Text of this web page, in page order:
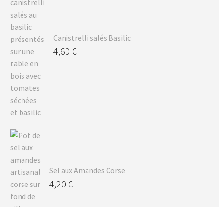
Canistrelli salés Basilic
4,60 €
Sel aux Amandes Corse
4,20 €